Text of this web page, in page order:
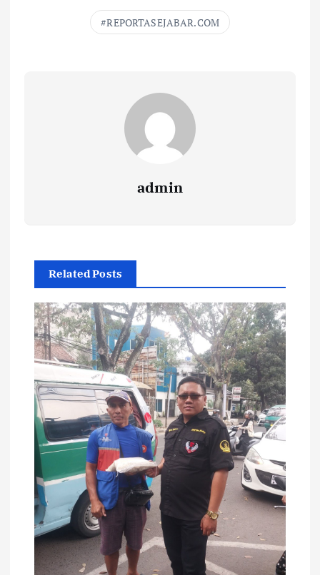
REPORTASEJABAR.COM
admin
Related Posts